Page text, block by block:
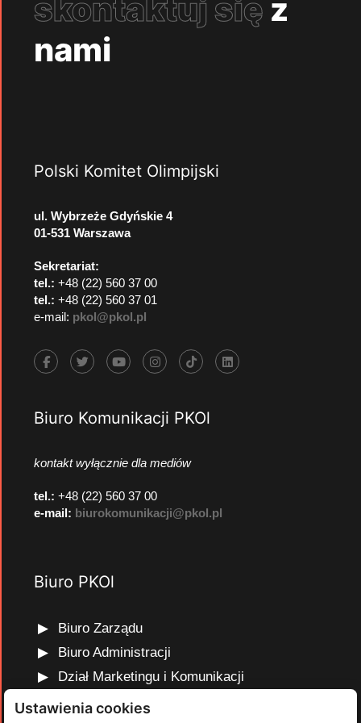
skontaktuj się z
nami
Polski Komitet Olimpijski
ul. Wybrzeże Gdyńskie 4
01-531 Warszawa
Sekretariat:
tel.: +48 (22) 560 37 00
tel.: +48 (22) 560 37 01
e-mail: pkol@pkol.pl
Biuro Komunikacji PKOl
kontakt wyłącznie dla mediów
tel.: +48 (22) 560 37 00
e-mail: biurokomunikacji@pkol.pl
Biuro PKOl
Biuro Zarządu
Biuro Administracji
Dział Marketingu i Komunikacji
Dział Edukacji Olimpijskiej
Ustawienia cookies